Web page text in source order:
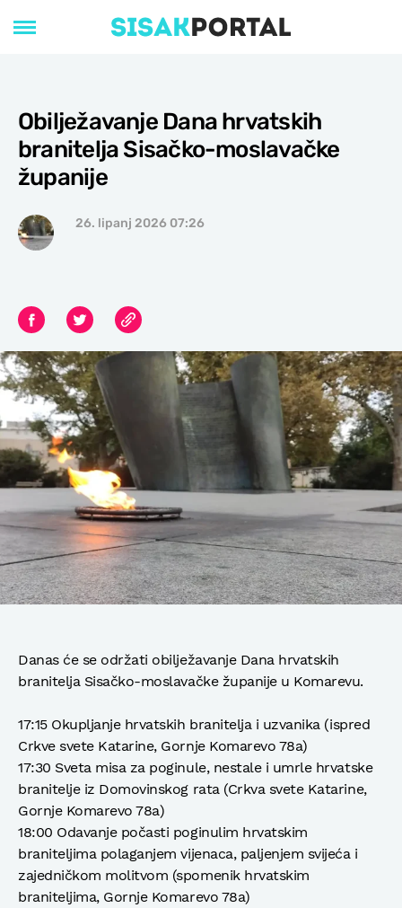
Obilježavanje Dana hrvatskih
branitelja Sisačko-moslavačke
županije
26. lipanj 2026 07:26
Danas će se održati obilježavanje Dana hrvatskih
branitelja Sisačko-moslavačke županije u Komarevu.
17:15 Okupljanje hrvatskih branitelja i uzvanika (ispred
Crkve svete Katarine, Gornje Komarevo 78a)
17:30 Sveta misa za poginule, nestale i umrle hrvatske
branitelje iz Domovinskog rata (Crkva svete Katarine,
Gornje Komarevo 78a)
18:00 Odavanje počasti poginulim hrvatskim
braniteljima polaganjem vijenaca, paljenjem svijeća i
zajedničkom molitvom (spomenik hrvatskim
braniteljima, Gornje Komarevo 78a)